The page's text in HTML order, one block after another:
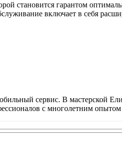
становится гарантом
включает в себя
сервис. В
с многолетним